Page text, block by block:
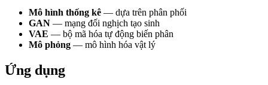
Mô hình thống kê — dựa trên phân phối
GAN — mạng đối nghịch tạo sinh
VAE — bộ mã hóa tự động biến phân
Mô phỏng — mô hình hóa vật lý
Ứng dụng